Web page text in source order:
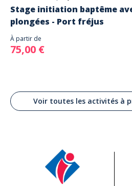
Stage initiation baptême
plongées - Port fréjus
À partir de
75,00 €
Voir toutes les activités à